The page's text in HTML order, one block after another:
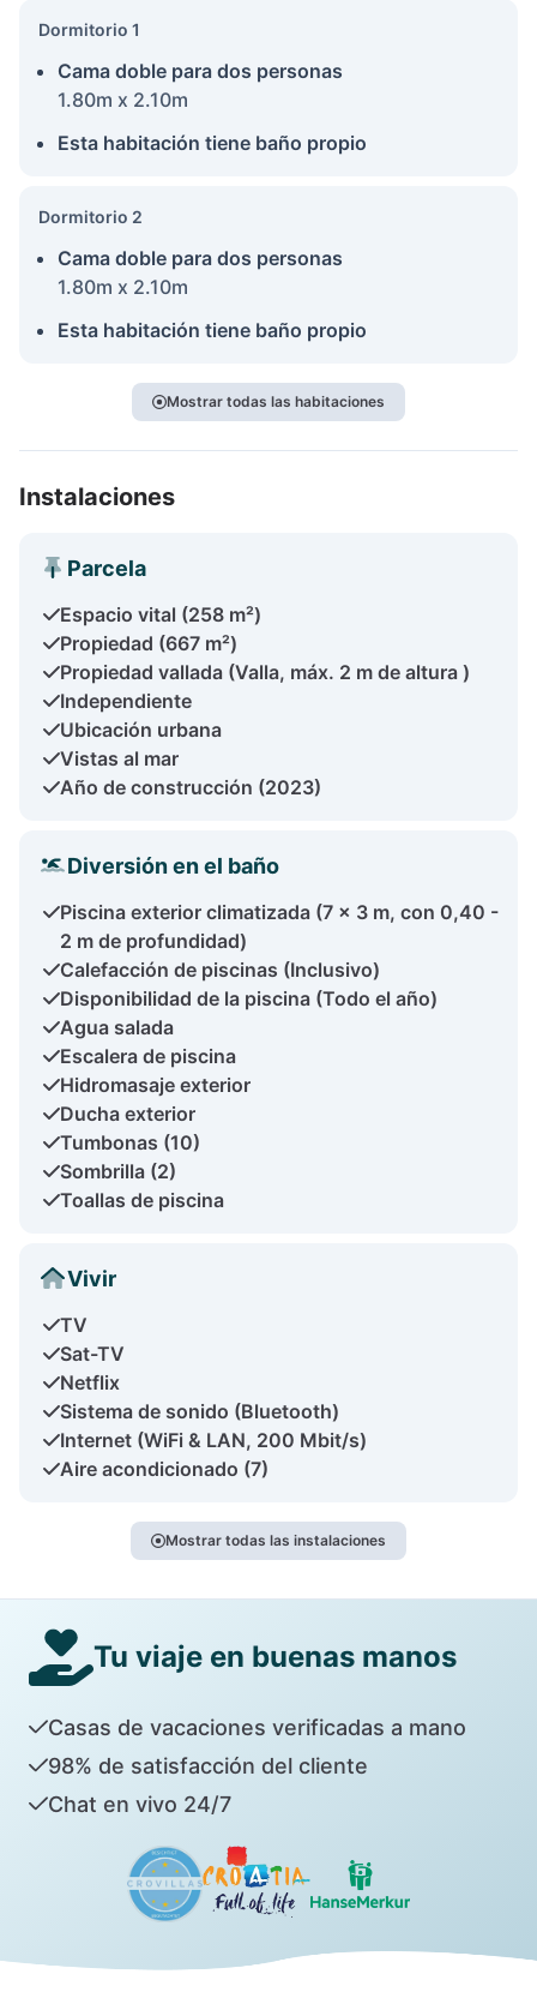
Dormitorio 1
Cama doble para dos personas
1.80m x 2.10m
Esta habitación tiene baño propio
Dormitorio 2
Cama doble para dos personas
1.80m x 2.10m
Esta habitación tiene baño propio
Mostrar todas las habitaciones
Instalaciones
Parcela
Espacio vital (258 m²)
Propiedad (667 m²)
Propiedad vallada (Valla, máx. 2 m de altura )
Independiente
Ubicación urbana
Vistas al mar
Año de construcción (2023)
Diversión en el baño
Piscina exterior climatizada (7 x 3 m, con 0,40 -
2 m de profundidad)
Calefacción de piscinas (Inclusivo)
Disponibilidad de la piscina (Todo el año)
Agua salada
Escalera de piscina
Hidromasaje exterior
Ducha exterior
Tumbonas (10)
Sombrilla (2)
Toallas de piscina
Vivir
TV
Sat-TV
Netflix
Sistema de sonido (Bluetooth)
Internet (WiFi & LAN, 200 Mbit/s)
Aire acondicionado (7)
Mostrar todas las instalaciones
Tu viaje en buenas manos
Casas de vacaciones verificadas a mano
98% de satisfacción del cliente
Chat en vivo 24/7